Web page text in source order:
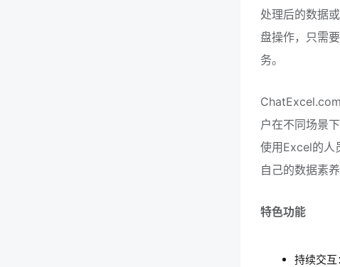
处理后的数据
盘操作，只需
务。
户在不同场景
使用Excel的人
自己的数据素养
特色功能
持续交